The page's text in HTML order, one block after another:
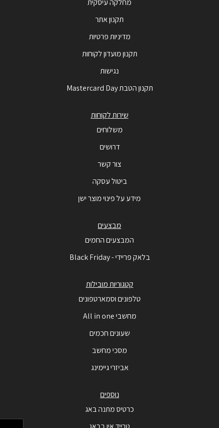
מחלקה עיסקית
תקנון אתר
מדיניות פרטיות
תקנון מועדון לקוחות
נגישות
תקנון הטבת Mastercard Day
שירות לקוחות
משלוחים
דרושים
צור קשר
ביטול עסקה
מידע על פינוי מוצר ישן
מבצעים
המבצעים החמים
בלאק פריידי - Black Friday
קטגוריות מובילות
טלפונים וסמארטפונים
מחשבי All in one
שעונים חכמים
מסכי מחשב
אביזרי גיימינג
נוספים
כרטיס מתנה באג